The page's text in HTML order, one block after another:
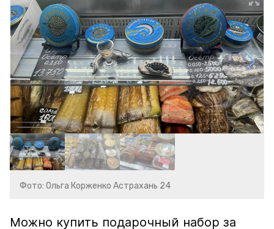
Фото: Ольга Корженко Астрахань 24
Можно купить подарочный набор за